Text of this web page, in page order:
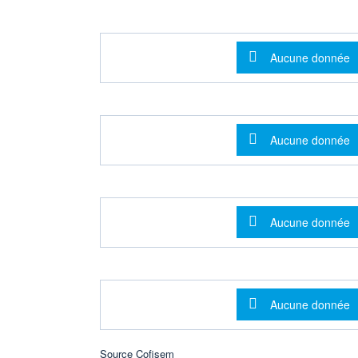
Message
Aucune donnée
Message
Aucune donnée
Message
Aucune donnée
Message
Aucune donnée
Source Cofisem